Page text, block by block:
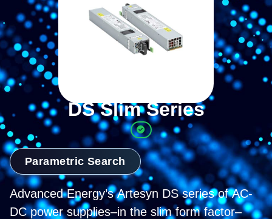
DS Slim Series
Parametric Search
Advanced Energy’s Artesyn DS series of AC-
DC power supplies–in the slim form factor–